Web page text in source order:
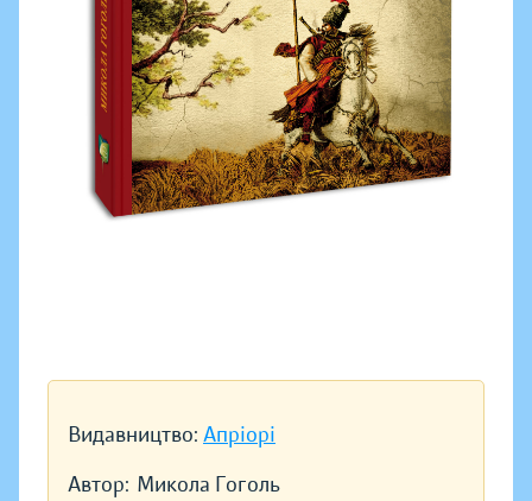
Видавництво: Апріорі
Автор: Микола Гоголь